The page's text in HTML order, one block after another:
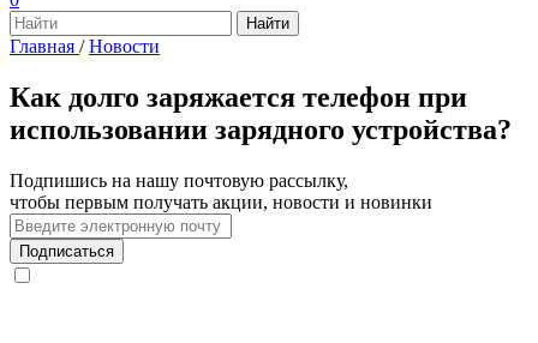
Главная / Новости
Как долго заряжается телефон при
использовании зарядного устройства?
Подпишись на нашу почтовую рассылку,
чтобы первым получать акции, новости и новинки
Подписаться